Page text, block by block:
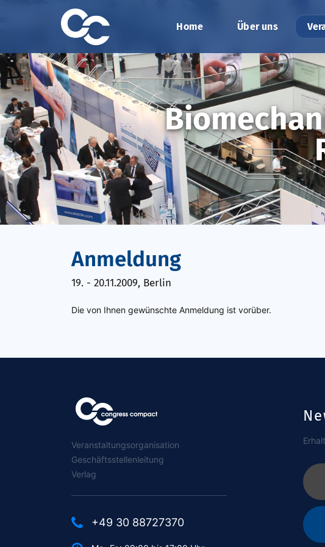
Home Über uns
Anmeldung
19. - 20.11.2009, Berlin
Die von Ihnen gewünschte Anmeldung ist vorüber.
Veranstaltungsorganisation
Geschäftsstellenleitung
Verlag
+49 30 88727370